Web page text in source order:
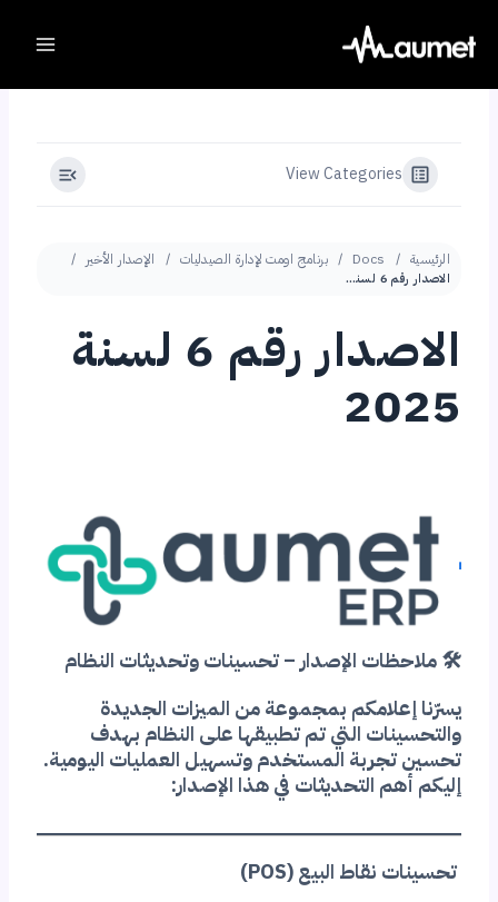
content
View Categories
الرئيسية Docs برنامج اومت لإدارة الصيدليات الإصدار الأخير
الاصدار رقم 6 لسنة 2025
الاصدار رقم 6 لسنة
2025
🛠️ ملاحظات الإصدار – تحسينات وتحديثات النظام
يسرّنا إعلامكم بمجموعة من الميزات الجديدة
والتحسينات التي تم تطبيقها على النظام بهدف
تحسين تجربة المستخدم وتسهيل العمليات اليومية.
إليكم أهم التحديثات في هذا الإصدار:
تحسينات نقاط البيع (POS)